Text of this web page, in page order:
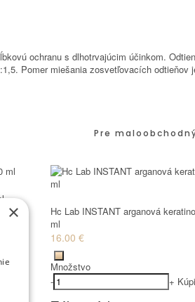
ochranu s dlhotrvajúcim účinkom.
Pomer miešania zosvetľovacích odtieňov
Pre
Hc Lab INSTANT arganová
ml
16.00 €
Množstvo
-
+
×